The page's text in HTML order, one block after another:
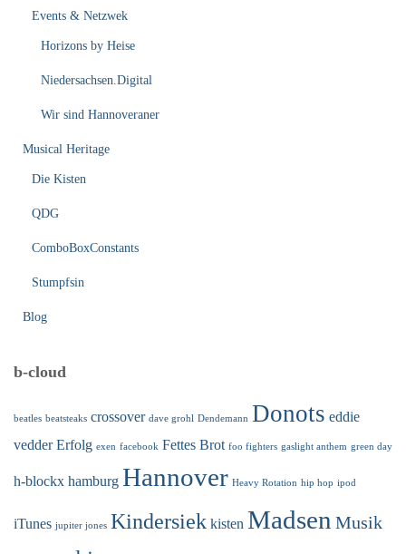
Events & Netzwek
Horizons by Heise
Niedersachsen.Digital
Wir sind Hannoveraner
Musical Heritage
Die Kisten
QDG
ComboBoxConstants
Stumpfsin
Blog
b-cloud
beatles beatsteaks crossover dave grohl Dendemann Donots eddie
vedder Erfolg exen facebook Fettes Brot foo fighters gaslight anthem green day
h-blockx hamburg Hannover Heavy Rotation hip hop ipod
iTunes jupiter jones Kindersiek kisten Madsen Musik